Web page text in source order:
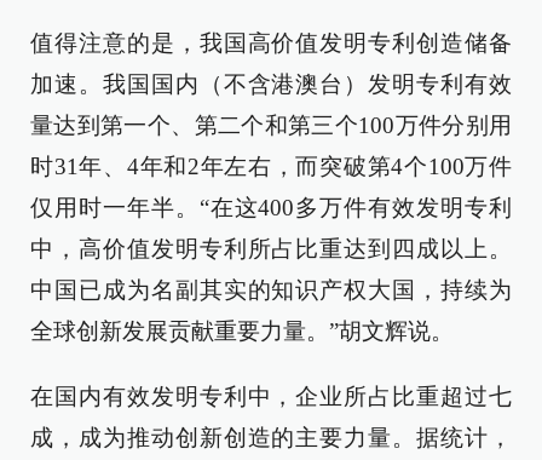
值得注意的是，我国高价值发明专利创造储备
加速。我国国内（不含港澳台）发明专利有效
量达到第一个、第二个和第三个100万件分别用
时31年、4年和2年左右，而突破第4个100万件
仅用时一年半。“在这400多万件有效发明专利
中，高价值发明专利所占比重达到四成以上。
中国已成为名副其实的知识产权大国，持续为
全球创新发展贡献重要力量。”胡文辉说。
在国内有效发明专利中，企业所占比重超过七
成，成为推动创新创造的主要力量。据统计，